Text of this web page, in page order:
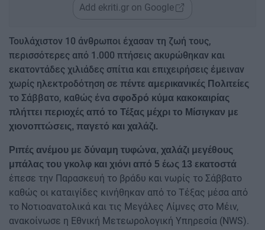
Add ekriti.gr on Google
Τουλάχιστον 10 άνθρωποι έχασαν τη ζωή τους,
περισσότερες από 1.000 πτήσεις ακυρώθηκαν και
εκατοντάδες χιλιάδες σπίτια και επιχειρήσεις έμειναν
χωρίς ηλεκτροδότηση σε πέντε αμερικανικές Πολιτείες
το Σάββατο, καθώς ένα σφοδρό κύμα κακοκαιρίας
πλήττει περιοχές από το Τέξας μέχρι το Μίσιγκαν με
χιονοπτώσεις, παγετό και χαλάζι.
Ριπές ανέμου με δύναμη τυφώνα, χαλάζι μεγέθους
μπάλας του γκολφ και χιόνι από 5 έως 13 εκατοστά
έπεσε την Παρασκευή το βράδυ και νωρίς το Σάββατο
καθώς οι καταιγίδες κινήθηκαν από το Τέξας μέσα από
το Νοτιοανατολικά και τις Μεγάλες Λίμνες στο Μέιν,
ανακοίνωσε η Εθνική Μετεωρολογική Υπηρεσία (NWS).